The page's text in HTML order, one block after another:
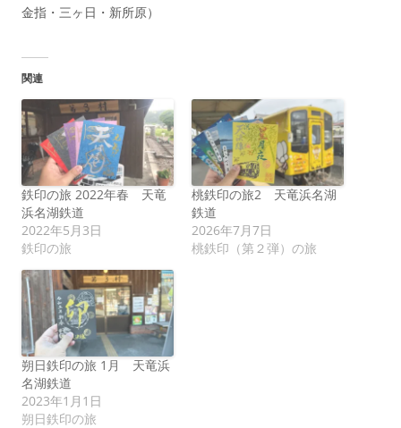
金指・三ヶ日・新所原）
関連
鉄印の旅 2022年春 天竜
浜名湖鉄道
2022年5月3日
鉄印の旅
桃鉄印の旅2 天竜浜名湖
鉄道
2026年7月7日
桃鉄印（第２弾）の旅
朔日鉄印の旅 1月 天竜浜
名湖鉄道
2023年1月1日
朔日鉄印の旅